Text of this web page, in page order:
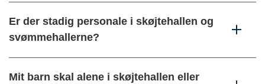
Er der stadig personale i skøjtehallen og
svømmehallerne?
Mit barn skal alene i skøjtehallen eller